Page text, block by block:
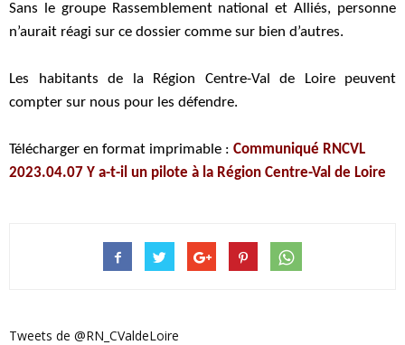
Sans le groupe Rassemblement national et Alliés, personne
n’aurait réagi sur ce dossier comme sur bien d’autres.
Les habitants de la Région Centre-Val de Loire peuvent
compter sur nous pour les défendre.
Télécharger en format imprimable : Communiqué RNCVL
2023.04.07 Y a-t-il un pilote à la Région Centre-Val de Loire
Tweets de @RN_CValdeLoire